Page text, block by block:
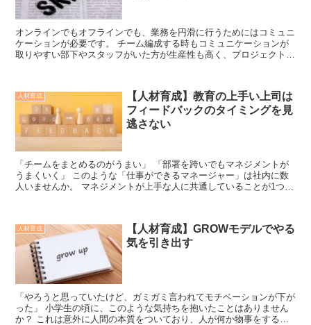
オンラインでもオフラインでも、業務を円滑に行うためにはコミュニ
ケーションが必要です。 チーム編成する時もコミュニケーションが
取りやすい部下やスタッフがいた方が生産性も高く、プロジェクトも
人材育成
【人材育成】教育の上手い上司は
フィードバックのタイミングを見
逃さない
「チームをまとめるのがうまい」 「部署を跨いでもマネジメントが
うまくいく」 このような「仕事ができるマネージャー」は社内に数
人いませんか。 マネジメントが上手な人に共通していることが1つあ
人材育成
【人材育成】GROWモデルでやる
気を引き出す
「やろうと思っていたけど、ガミガミ言われてモチベーションが下が
った」 小学生の頃に、このような気持ちを抱いたことはありません
か？ これは意外に人間の本質をついており、人が何か物事をする時